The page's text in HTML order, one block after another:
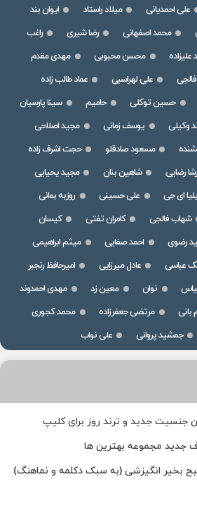
علی احمدیانی میلاد راستاد
ایوان بند
محمد اصفهانی رضا شیری
راغب
محسن محبوبی
مهدی مقدم
علی لهراسبی
عماد طالب زاده
حسین توکلی حامیم
سینا پارسیان
وکیلی یوسف زمانی
مجید اصلاحی
مسعود صادقلو
حجت اشرف زاده
رضایی شاهین بنان
مجید یحیایی
ای جی علی حسینی
روزبه بمانی
شهاب فالجی کامران تفتی
کیسان
رضوی احمد صفایی
میثم ابراهیمی
عباسی عادل میرزایی
امیرحافظ رنجبر
نوان معین زد
مهدی احمدوند
بانی مرتضی جعفرزاده
محمد کجوری
جمشید پروانی علی نواب
جنسیت جدید و ترند روز برای کلیپ
جدید مجموعه بهترین ها
بخیر انگیزشی (به سبک دکلمه و نماهنگ)